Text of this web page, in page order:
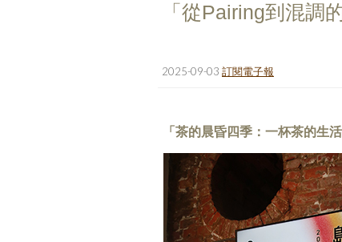
「從Pairing到混調
2025-09-03 訂閱電子報
「茶的晨昏四季：一杯茶的生